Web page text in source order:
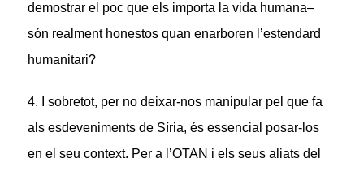
demostrar el poc que els importa la vida humana–
són realment honestos quan enarboren l’estendard
humanitari?
4. I sobretot, per no deixar-nos manipular pel que fa
als esdeveniments de Síria, és essencial posar-los
en el seu context. Per a l’OTAN i els seus aliats del